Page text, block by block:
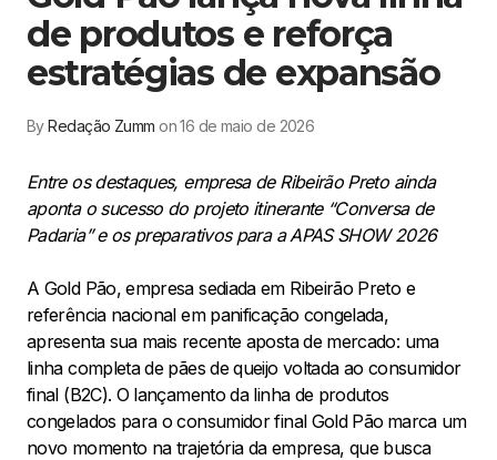
de produtos e reforça
estratégias de expansão
ByRedação Zumm on 16 de maio de 2026
Entre os destaques, empresa de Ribeirão Preto ainda
aponta o sucesso do projeto itinerante “Conversa de
Padaria” e os preparativos para a APAS SHOW 2026
A Gold Pão, empresa sediada em Ribeirão Preto e
referência nacional em panificação congelada,
apresenta sua mais recente aposta de mercado: uma
linha completa de pães de queijo voltada ao consumidor
final (B2C). O lançamento da linha de produtos
congelados para o consumidor final Gold Pão marca um
novo momento na trajetória da empresa, que busca